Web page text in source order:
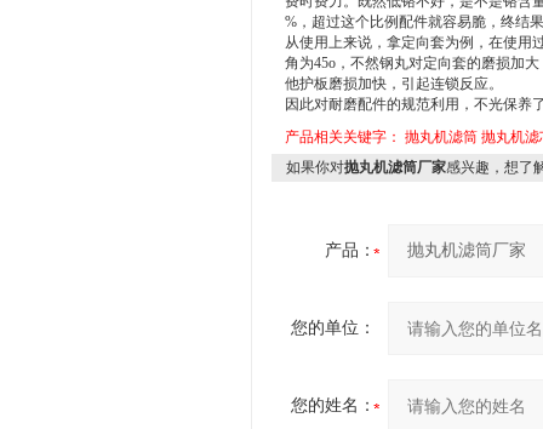
%，超过这个比例配件就容易脆，终结
从使用上来说，拿定向套为例，在使用
角为45o，不然钢丸对定向套的磨损加
他护板磨损加快，引起连锁反应。
因此对耐磨配件的规范利用，不光保养
产品相关关键字： 抛丸机滤筒 抛丸机滤
如果你对抛丸机滤筒厂家感兴趣，想了
产品：
您的单位：
您的姓名：